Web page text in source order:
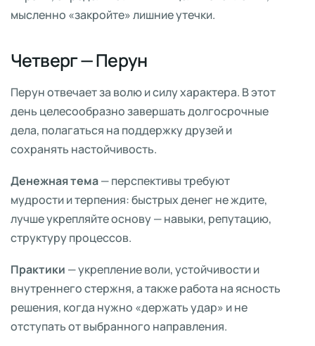
мысленно «закройте» лишние утечки.
Четверг — Перун
Перун отвечает за волю и силу характера. В этот
день целесообразно завершать долгосрочные
дела, полагаться на поддержку друзей и
сохранять настойчивость.
Денежная тема— перспективы требуют
мудрости и терпения: быстрых денег не ждите,
лучше укрепляйте основу — навыки, репутацию,
структуру процессов.
Практики — укрепление воли, устойчивости и
внутреннего стержня, а также работа на ясность
решения, когда нужно «держать удар» и не
отступать от выбранного направления.